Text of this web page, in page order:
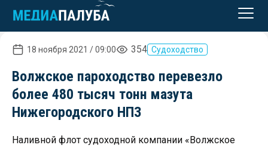
18 ноября 2021 / 09:00 354 Судоходство
Волжское пароходство перевезло
более 480 тысяч тонн мазута
Нижегородского НПЗ
Наливной флот судоходной компании «Волжское